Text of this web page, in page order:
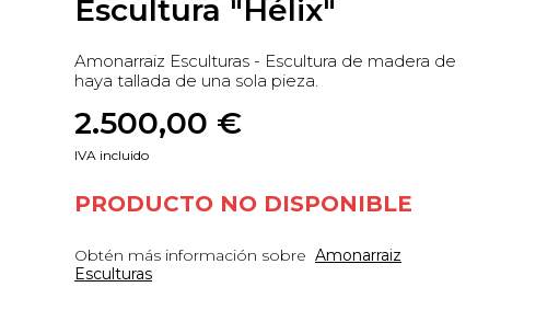
Escultura "Hélix"
Amonarraiz Esculturas - Escultura de madera de
haya tallada de una sola pieza.
2.500,00 €
IVA incluido
PRODUCTO NO DISPONIBLE
Obtén más información sobre Amonarraiz
Esculturas